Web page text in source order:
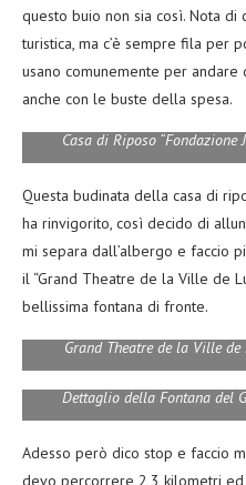
questo buio non sia così. Nota di
turistica, ma c’è sempre fila per
usano comunemente per andare
anche con le buste della spesa.
Casa di Riposo “Fondazione
Questa budinata della casa di
ha rinvigorito, così decido di
mi separa dall’albergo e faccio
il “Grand Theatre de la Ville de
bellissima fontana di fronte.
Grand Theatre de la Ville
Dettaglio della Fontana del
Adesso però dico stop e faccio
devo percorrere 2,3 kilometri ed